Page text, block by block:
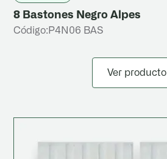
8 Bastones Negro Alpes
Código: P4N06 BAS
Ver producto